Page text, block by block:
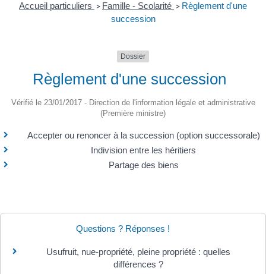
Accueil particuliers > Famille - Scolarité > Règlement d'une
succession
Dossier
Règlement d'une succession
Vérifié le 23/01/2017 - Direction de l'information légale et administrative
(Première ministre)
Accepter ou renoncer à la succession (option successorale)
Indivision entre les héritiers
Partage des biens
Questions ? Réponses !
Usufruit, nue-propriété, pleine propriété : quelles
différences ?